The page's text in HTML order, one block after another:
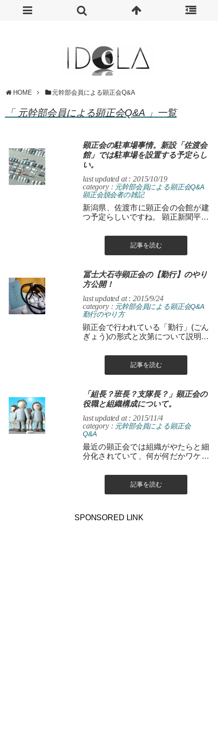
HOME 元幹部会員による顕正会Q&A
「 元幹部会員による顕正会Q&A 」一覧
顕正会の駐車場事情。新設「佐渡会
館」では駐車場を設置する予定らし
い。
last updated at : 2015/10/19
category : 元幹部会員による顕正会Q&A
顕正会脱会者の雑記
新潟県、佐渡市に顕正会の会館が建
つ予定らしいですね。 顕正新聞平成
まとめてみます。 【時期】...
記事を読む
冨士大石寺顕正会の【勤行】のやり
方公開！
last updated at : 2015/9/24
category : 元幹部会員による顕正会Q&A
勤行のやり方
顕正会で行われている「勤行」(ごん
ぎょう)の形式と次第について説明し
が、これはその実践を促すための
記事を読む
「組長？班長？支隊長？」顕正会の
役職と組織構成について。
last updated at : 2015/11/4
category : 元幹部会員による顕正会
Q&A
最近の顕正会では組織がやたらと細
分化されていて、何が何だかワケが
下達の仕組みを徹底したいのでしょ
記事を読む
SPONSORED LINK